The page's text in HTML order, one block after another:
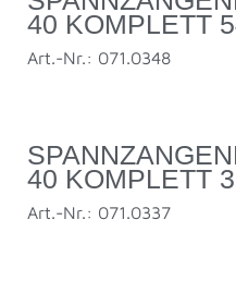
40 KOMPLETT
Art.-Nr.: 071.0348
40 KOMPLETT
Art.-Nr.: 071.0337